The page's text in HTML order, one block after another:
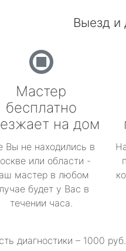
Выезд и
Мастер
бесплатно
на дом
Вы не находились в
или области -
мастер в любом
будет у Вас в
течении часа.
диагностики – 1000 руб.